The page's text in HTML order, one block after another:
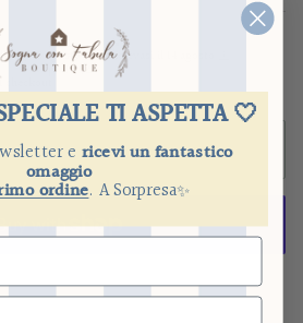
1 e il 13 agostosaranno evasi il 14 agosto ⚠️
ADD TO CART
TI ASPETTA 🤍
ericevi un fantastico
omaggio
ordine. A Sorpresa✨